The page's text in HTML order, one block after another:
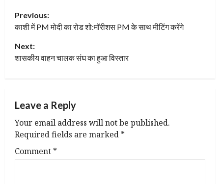
P
o
s
a
v
i
Previous:
काशी में PM मोदी का रोड शो:मॉरीशस PM के साथ मीटिंग करेंगे
Next:
शासकीय वाहन चालक संघ का हुआ विस्तार
Leave a Reply
Your email address will not be published.
Required fields are marked *
Comment *